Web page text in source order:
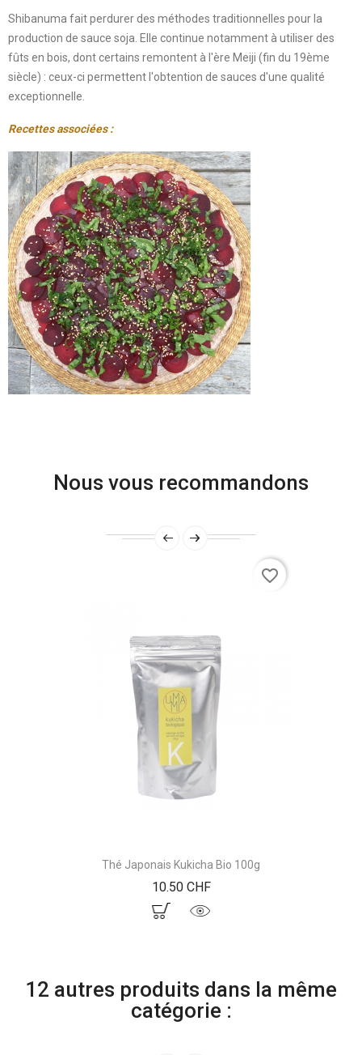
Shibanuma fait perdurer des méthodes traditionnelles pour la
production de sauce soja. Elle continue notamment à utiliser des
fûts en bois, dont certains remontent à l'ère Meiji (fin du 19ème
siècle) : ceux-ci permettent l'obtention de sauces d'une qualité
exceptionnelle.
Recettes associées :
Nous vous recommandons
Thé Japonais Kukicha Bio 100g
10.50 CHFPrix
favorite_border
12 autres produits dans la même
catégorie :